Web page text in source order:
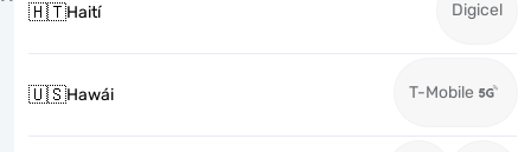
🇭🇹Haití Digicel
🇺🇸Hawái T-Mobile